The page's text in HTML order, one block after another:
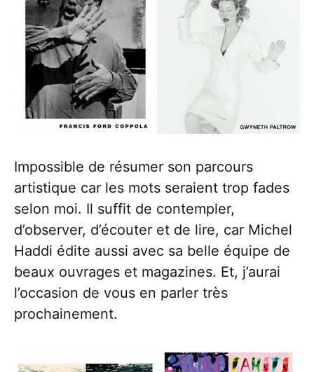
Impossible de résumer son parcours
artistique car les mots seraient trop fades
selon moi. Il suffit de contempler,
d’observer, d’écouter et de lire, car Michel
Haddi édite aussi avec sa belle équipe de
beaux ouvrages et magazines. Et, j’aurai
l’occasion de vous en parler très
prochainement.